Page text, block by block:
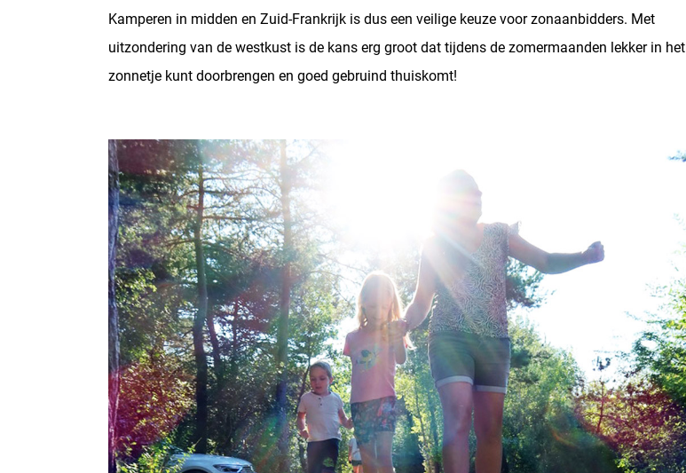
Kamperen in midden en Zuid-Frankrijk is dus een veilige keuze voor zonaanbidders. Met
uitzondering van de westkust is de kans erg groot dat tijdens de zomermaanden lekker in het
zonnetje kunt doorbrengen en goed gebruind thuiskomt!